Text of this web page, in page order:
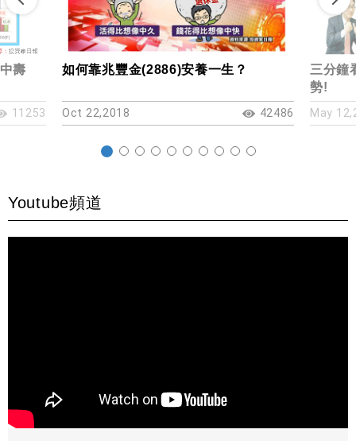
壽
11253
如何靠兆豐金(2886)安養一生？
Oct 22,2018 42486
三分鐘
勢!
May
Youtube頻道